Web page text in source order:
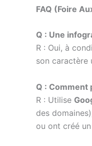
FAQ (Foire
Q : Une
R : Oui, à
son caractère
Q : Comment
R : Utilise
des
ou ont créé